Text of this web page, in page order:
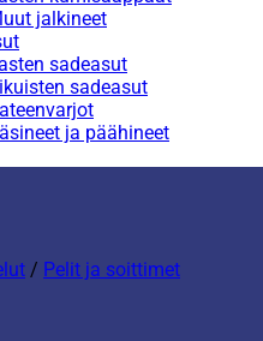
jalkineet
sadeasut
sadeasut
ja päähineet
/ Pelit ja soittimet